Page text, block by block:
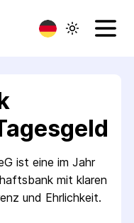
ist eine im Jahr
mit klaren
und Ehrlichkeit.